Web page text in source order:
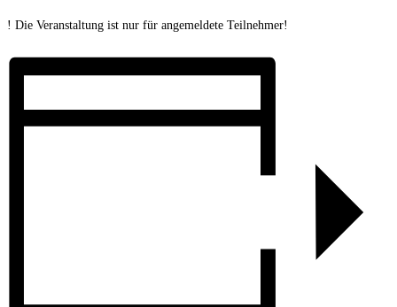
! Die Veranstaltung ist nur für angemeldete Teilnehmer!